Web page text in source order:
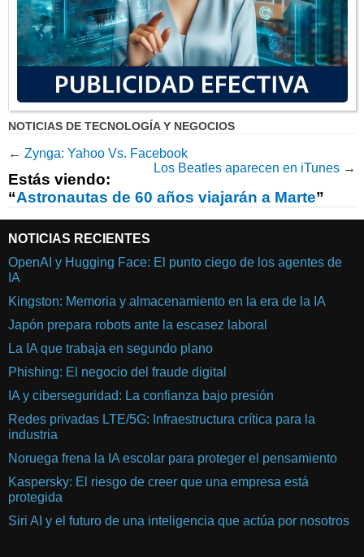
NOTICIAS DE TECNOLOGÍA Y NEGOCIOS
← Zynga: Yahoo Vs. Facebook
Los Beatles aparecen en iTunes →
Estás viendo:
“Astronautas de 60 años viajarán a Marte”
NOTICIAS RECIENTES
OpenAI y Hugging Face: El punto ciego de los agentes de
IA
Kingston: Memoria y almacenamiento en la era de la IA
Japón prepara robots ante la escasez laboral
La IA que trabaja en segundo plano
Phishing: El negocio del fraude digital
IA y ciberseguridad: La confianza bajo presión
Redes privadas LTE/5G: Infraestructura crítica para la
industria
Noruega frena la IA escolar para proteger el pensamiento
Kaspersky: El riesgo de creer que una empresa está
protegida
Siri AI y el futuro de una inteligencia que actúa por nosotros